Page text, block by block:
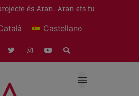
és Aran. Aran ets tu
Castellano